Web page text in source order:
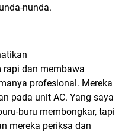
nunda.
rapi dan membawa
profesional. Mereka
pada unit AC. Yang saya
buru membongkar, tapi
mereka periksa dan